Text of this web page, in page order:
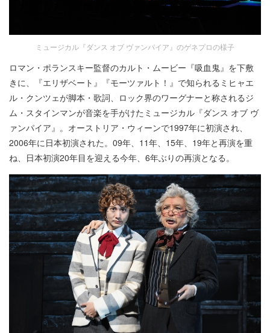
ミュージカル『ダンス オブ ヴァンパイア』のゲネプロの様子
ロマン・ポランスキー監督のカルト・ムービー『吸血鬼』を下敷
きに、『エリザベート』『モーツァルト！』で知られるミヒャエ
ル・クンツェが脚本・歌詞、ロック界のワーグナーと称されるジ
ム・スタインマンが音楽を手がけたミュージカル『ダンス オブ ヴ
ァンパイア』。オーストリア・ウィーンで1997年に初演され、
2006年に日本初演された。09年、11年、15年、19年と再演を重
ね、日本初演20年目を迎える今年、6年ぶりの再演となる。